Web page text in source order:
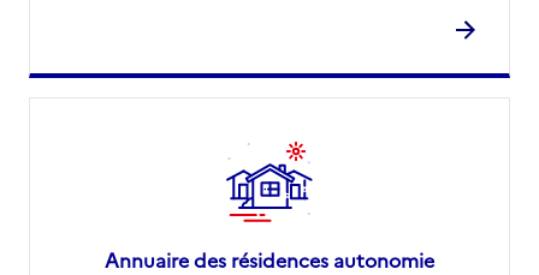
Annuaire des résidences autonomie